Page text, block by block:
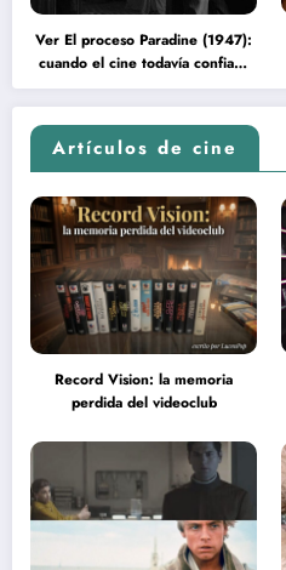
Ver El proceso Paradine (1947):
cuando el cine todavía confiaba
en la inteligencia del espectador
Artículos de cine
Record Vision: la memoria
perdida del videoclub